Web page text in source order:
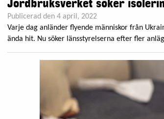
Jordbruksverket söker
Publicerad den 4 april, 2022
Varje dag anländer flyende människor från
ända hit. Nu söker länsstyrelserna efter fler